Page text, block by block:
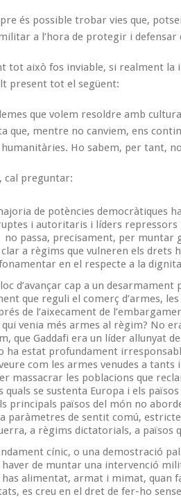
és possible trobar vies que,
a l’hora de protegir i defensar
tot això fos inviable, si realment la
present tot el següent:
que volem resoldre amb
que, mentre no canviem, ens
Ho sabem, per tant,
cal preguntar:
de potències democràtiques
i autoritaris i líders repressors
no passa, precisament, per muntar
a règims que vulneren els drets
fonamentar en el respecte a la
d’avançar cap a un
que reguli el comerç d’armes,
de l’aixecament de
venia més armes al règim? No
que Gaddafi era un líder allunyat
ha estat profundament
com les armes venudes a
massacrar les poblacions que
quals se sustenta Europa i els
principals països del món no
paràmetres de sentit comú,
a règims dictatorials, a països
cínic, o una demostració
de muntar una intervenció
alimentat, armat i mimat, quan
es creu en el dret de fer-ho